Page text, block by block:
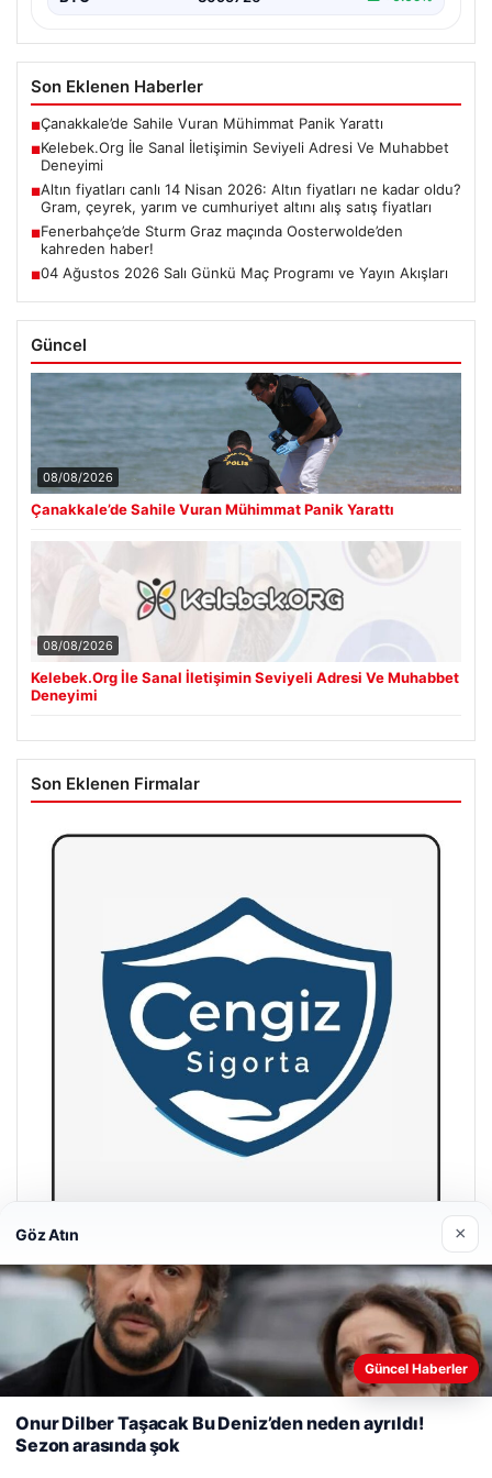
Son Eklenen Haberler
■Çanakkale’de Sahile Vuran Mühimmat Panik Yarattı
■Kelebek.Org İle Sanal İletişimin Seviyeli Adresi Ve Muhabbet
Deneyimi
■Altın fiyatları canlı 14 Nisan 2026: Altın fiyatları ne kadar oldu?
Gram, çeyrek, yarım ve cumhuriyet altını alış satış fiyatları
■Fenerbahçe’de Sturm Graz maçında Oosterwolde’den
kahreden haber!
■04 Ağustos 2026 Salı Günkü Maç Programı ve Yayın Akışları
Güncel
08/08/2026
Çanakkale’de Sahile Vuran Mühimmat Panik Yarattı
08/08/2026
Kelebek.Org İle Sanal İletişimin Seviyeli Adresi Ve Muhabbet
Deneyimi
Son Eklenen Firmalar
Hastaş Beton
26/05/2026
Web sitemizi nasıl kullandığınızı daha iyi anlayabilmek,
deneyiminizi kişiselleştirmek ve geliştirmek amacıyla çerezler
kullanıyoruz.
Çerez Politikamız
Reddet Kabul Et
Göz Atın ×
Güncel Haberler
Onur Dilber Taşacak Bu Deniz’den neden ayrıldı!
Sezon arasında şok